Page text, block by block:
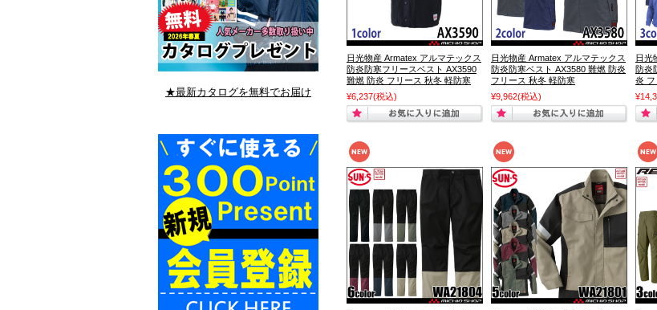
日光物産 Armatex アルマテックス
防炎防寒フリースベスト AX3590
難燃 防炎 フリース 秋冬 軽防寒
¥6,237(税込)
日光物産 Armatex アルマテックス
防炎防寒ベスト AX3580 難燃 防炎
フリース 秋冬 軽防寒
¥9,962(税込)
日光
防炎
炎
★最新カタログを無料でお届け